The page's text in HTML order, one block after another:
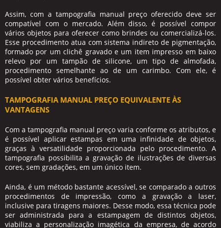
Assim, com a tampografia manual preço oferecido deve ser
compatível com o mercado. Além disso, é possível compor
vários objetos para oferecer como brindes ou comercializá-los.
Esse procedimento atua com sistema indireto de pigmentação,
formado por um clichê gravado e um item impresso em baixo
relevo por um tampão de silicone, um tipo de almofada,
procedimento semelhante ao de um carimbo. Com ele, é
possível obter vários benefícios.
TAMPOGRAFIA MANUAL PREÇO EQUIVALENTE ÀS
VANTAGENS
Com a tampografia manual preço varia conforme os atributos, e
é possível aplicar estampas em uma infinidade de objetos,
graças à versatilidade proporcionada pelo procedimento. A
tampografia possibilita a gravação de ilustrações de diversas
cores, sem gradações, em um único item.
Ainda, é um método bastante acessível, se comparado a outros
procedimentos de impressão, como a gravação a laser,
inclusive para tiragens maiores. Desse modo, essa técnica pode
ser administrada para a estampagem de distintos objetos,
viabiliza a personalização imagética da empresa, de acordo